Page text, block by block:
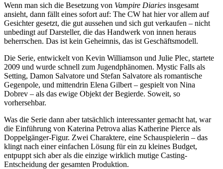
Wenn man sich die Besetzung von Vampire Diaries insgesamt
ansieht, dann fällt eines sofort auf: The CW hat hier vor allem auf
Gesichter gesetzt, die gut aussehen und sich gut verkaufen – nicht
unbedingt auf Darsteller, die das Handwerk von innen heraus
beherrschen. Das ist kein Geheimnis, das ist Geschäftsmodell.
Die Serie, entwickelt von Kevin Williamson und Julie Plec, startete
2009 und wurde schnell zum Jugendphänomen. Mystic Falls als
Setting, Damon Salvatore und Stefan Salvatore als romantische
Gegenpole, und mittendrin Elena Gilbert – gespielt von Nina
Dobrev – als das ewige Objekt der Begierde. Soweit, so
vorhersehbar.
Was die Serie dann aber tatsächlich interessanter gemacht hat, war
die Einführung von Katerina Petrova alias Katherine Pierce als
Doppelgänger-Figur. Zwei Charaktere, eine Schauspielerin – das
klingt nach einer einfachen Lösung für ein zu kleines Budget,
entpuppt sich aber als die einzige wirklich mutige Casting-
Entscheidung der gesamten Produktion.